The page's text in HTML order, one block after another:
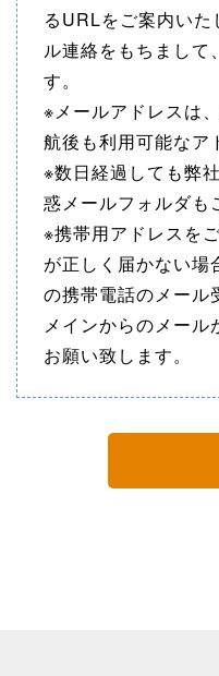
るURLをご案内い
ル連絡をもちまして
す。
※メールアドレスは
航後も利用可能なア
※数日経過しても弊
惑メールフォルダも
※携帯用アドレスを
が正しく届かない場
の携帯電話のメール
メインからのメー
お願い致します。